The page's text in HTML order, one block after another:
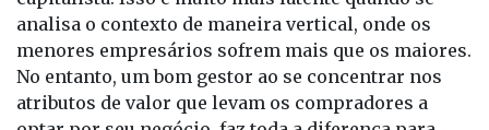
menores empresários sofrem mais que os maiores.
No entanto, um bom gestor ao se concentrar nos
atributos de valor que levam os compradores a
optar por seu negócio, faz toda a diferença para
criar um novo espaço de mercado emergente e